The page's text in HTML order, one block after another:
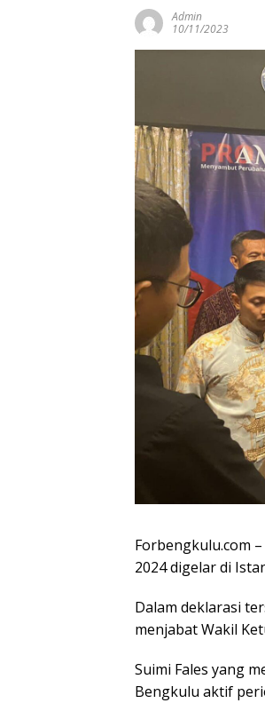
Admin
10/11/2023
Forbengkulu.com
2024 digelar di
Dalam deklarasi
menjabat Wakil
Suimi Fales yang
Bengkulu aktif